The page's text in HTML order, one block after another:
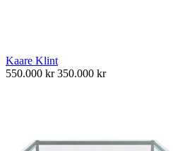
Kaare Klint
550.000 kr 350.000 kr